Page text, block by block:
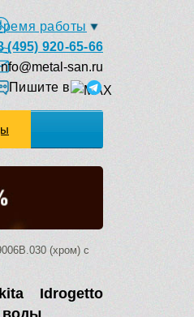
работы
(495) 920-65-66
san.ru
Пишите в
(хром) с
Idrogetto